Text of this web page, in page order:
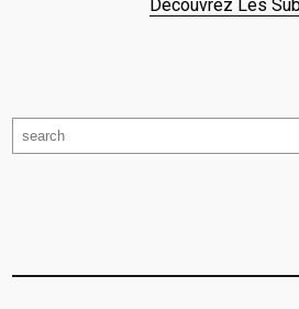
Découvrez Les
Search